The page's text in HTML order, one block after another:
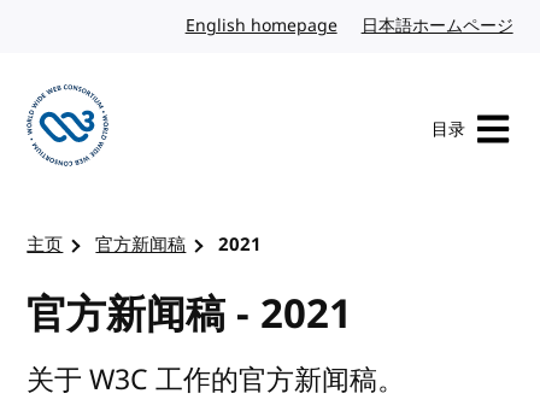
English homepage英文日本語ホームページ
目录
主页 官方新闻稿 2021
官方新闻稿 - 2021
关于 W3C 工作的官方新闻稿。